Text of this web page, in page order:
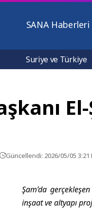
SANA Haberleri
Suriye ve Türkiye
Güncellendi: 2026/05/05 3:21
Şam’da
inşaat ve altyapı